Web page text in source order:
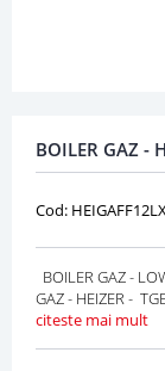
BOILER GAZ -
Cod:
BOILER GAZ -
GAZ - HEIZER -
citeste mai mult